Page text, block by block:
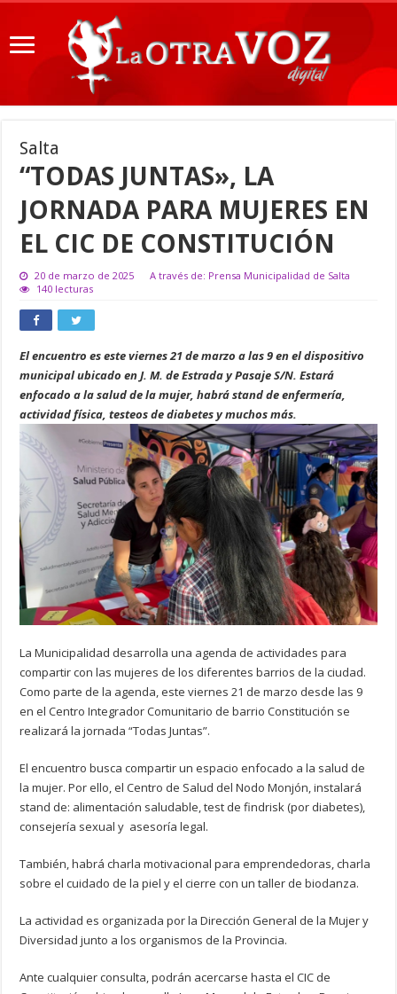
Salta
“TODAS JUNTAS», LA
JORNADA PARA MUJERES EN
EL CIC DE CONSTITUCIÓN
20 de marzo de 2025
A través de: Prensa Municipalidad de Salta
140 lecturas
El encuentro es este viernes 21 de marzo a las 9 en el dispositivo
municipal ubicado en J. M. de Estrada y Pasaje S/N. Estará
enfocado a la salud de la mujer, habrá stand de enfermería,
actividad física, testeos de diabetes y muchos más.
La Municipalidad desarrolla una agenda de actividades para
compartir con las mujeres de los diferentes barrios de la ciudad.
Como parte de la agenda, este viernes 21 de marzo desde las 9
en el Centro Integrador Comunitario de barrio Constitución se
realizará la jornada “Todas Juntas”.
El encuentro busca compartir un espacio enfocado a la salud de
la mujer. Por ello, el Centro de Salud del Nodo Monjón, instalará
stand de: alimentación saludable, test de findrisk (por diabetes),
consejería sexual y asesoría legal.
También, habrá charla motivacional para emprendedoras, charla
sobre el cuidado de la piel y el cierre con un taller de biodanza.
La actividad es organizada por la Dirección General de la Mujer y
Diversidad junto a los organismos de la Provincia.
Ante cualquier consulta, podrán acercarse hasta el CIC de